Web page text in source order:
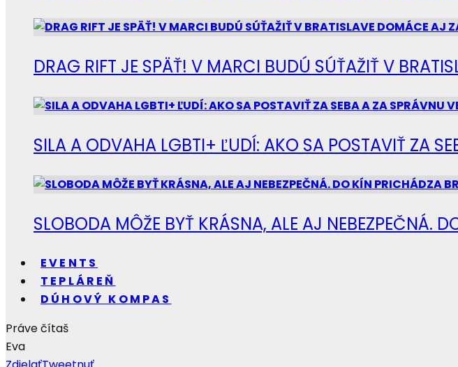
DRAG RIFT JE SPÄŤ! V MARCI BUDÚ SÚŤAŽIŤ V
SILA A ODVAHA LGBTI+ ĽUDÍ: AKO SA POSTAVIŤ ZA
SLOBODA MÔŽE BYŤ KRÁSNA, ALE AJ NEBEZPEČNÁ.
EVENTS
TEPLÁREŇ
DÚHOVÝ KOMPAS
Práve čítaš
Eva